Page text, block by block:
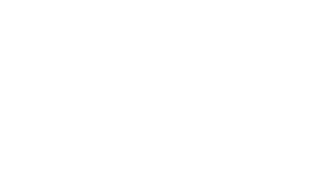
possono contattarci